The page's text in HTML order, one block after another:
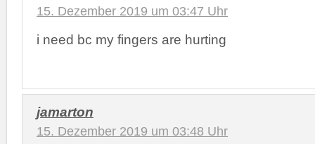
15. Dezember 2019 um 03:47 Uhr
i need bc my fingers are hurting
jamarton
15. Dezember 2019 um 03:48 Uhr